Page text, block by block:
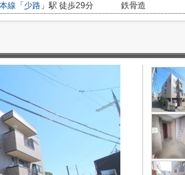
線 「 少路 」駅 徒歩29分
鉄骨造